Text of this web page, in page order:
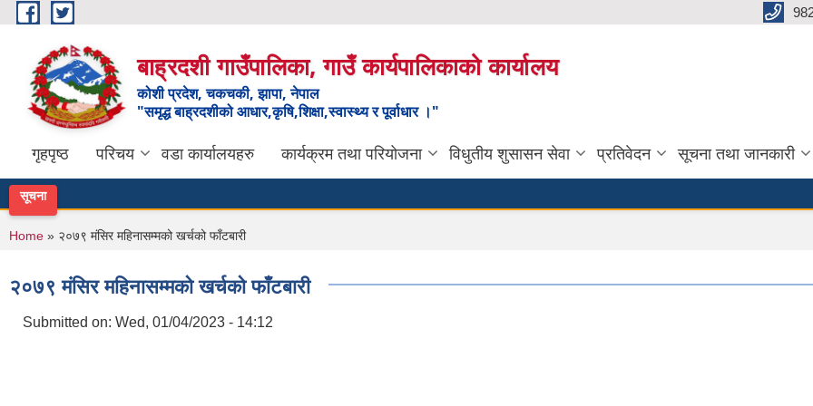
Skip to main content
बाह्रदशी गाउँपालिका, गाउँ कार्यपालिकाको कार्यालय
कोशी प्रदेश, चकचकी, झापा, नेपाल
"समृद्ध बाह्रदशीको आधार,कृषि,शिक्षा,स्वास्थ्य र पूर्वाधार ।"
गृहपृष्ठ परिचय वडा कार्यालयहरु कार्यक्रम तथा परियोजना विधुतीय शुसासन सेवा प्रतिवेदन सूचना तथा जानकारी
सूचना
You are here
Home » २०७९ मंसिर महिनासम्मको खर्चको फाँटबारी
२०७९ मंसिर महिनासम्मको खर्चको फाँटबारी
Submitted on: Wed, 01/04/2023 - 14:12